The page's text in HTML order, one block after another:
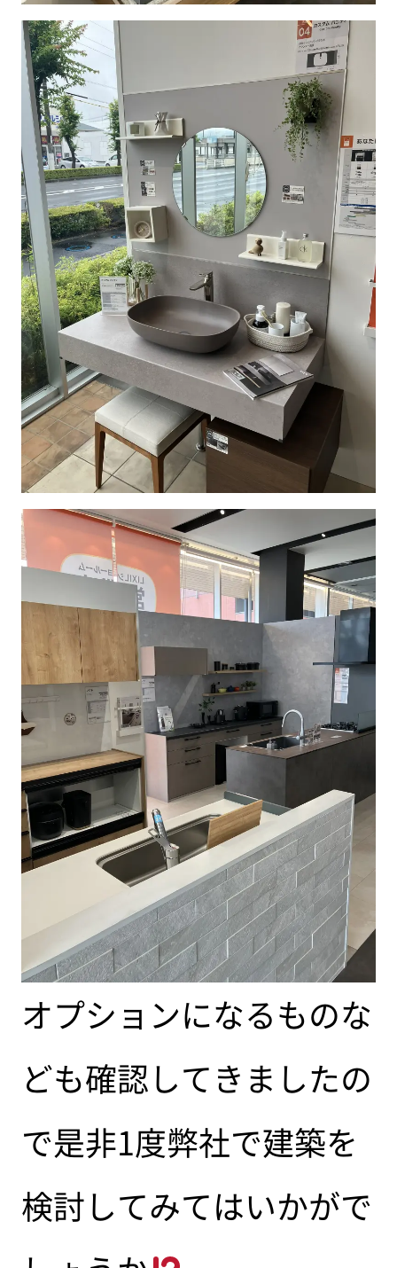
オプションになるものな
ども確認してきましたの
で是非1度弊社で建築を
検討してみてはいかがで